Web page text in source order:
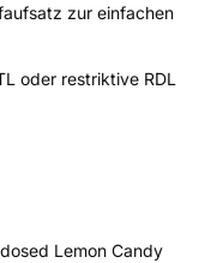
zur einfachen
oder restriktive RDL
Lemon Candy